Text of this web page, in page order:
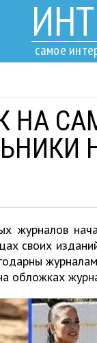
самое
НА
журналов
своих
обложках